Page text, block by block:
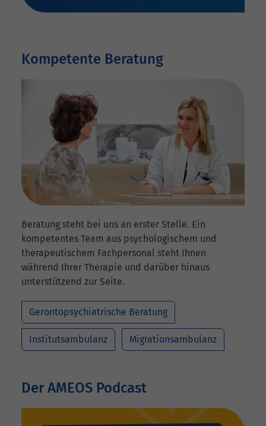
Kompetente Beratung
Beratung steht bei uns an erster Stelle. Ein
kompetentes Team aus psychologischem und
therapeutischem Fachpersonal steht Ihnen
während Ihrer Therapie und darüber hinaus
unterstützend zur Seite.
Gerontopsychiatrische Beratung
Institutsambulanz Migrationsambulanz
Der AMEOS Podcast